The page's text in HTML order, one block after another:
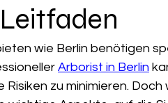
wie Berlin benötigen
Arborist in Berlin
Risiken zu minimieren.